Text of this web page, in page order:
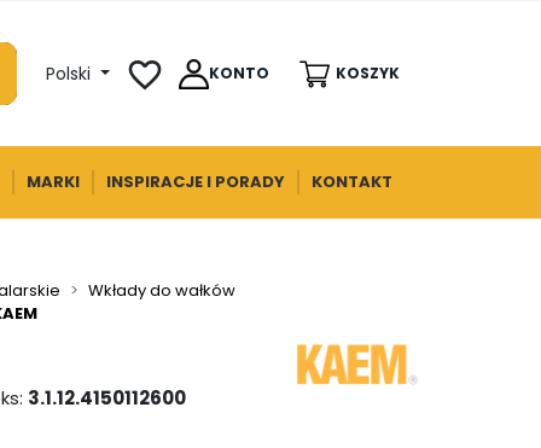
Polski favorite_border KONTO KOSZYK
MARKI INSPIRACJE I PORADY KONTAKT
Wkłady do wałków
3.1.12.4150112600